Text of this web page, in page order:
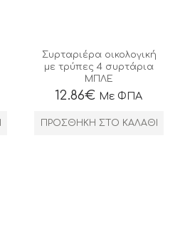
Συρταριέρα οικολογική
με τρύπες 4 συρτάρια
ΜΠΛΕ
12.86€ Με ΦΠΑ
ΠΡΟΣΘΉΚΗ ΣΤΟ ΚΑΛΆΘΙ